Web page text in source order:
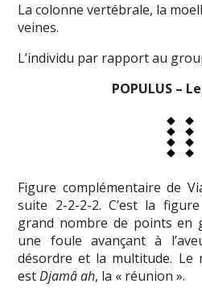
La colonne vertébrale, la
veines.
L’individu par rapport au
POPULUS –
Figure complémentaire de
suite 2-2-2-2. C’est la
grand nombre de points en
une foule avançant à
désordre et la multitude. Le
estDjamâ ah, la « réunion ».